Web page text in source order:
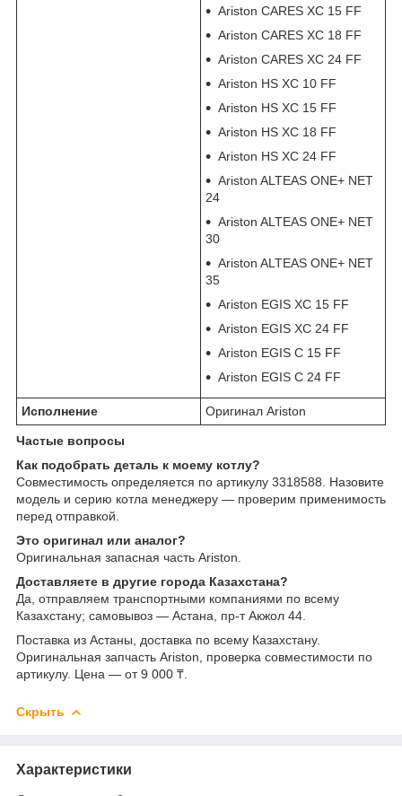
Ariston CARES XC 15 FF
Ariston CARES XC 18 FF
Ariston CARES XC 24 FF
Ariston HS XC 10 FF
Ariston HS XC 15 FF
Ariston HS XC 18 FF
Ariston HS XC 24 FF
Ariston ALTEAS ONE+ NET
24
Ariston ALTEAS ONE+ NET
30
Ariston ALTEAS ONE+ NET
35
Ariston EGIS XC 15 FF
Ariston EGIS XC 24 FF
Ariston EGIS C 15 FF
Ariston EGIS C 24 FF
Исполнение Оригинал Ariston
Частые вопросы
Как подобрать деталь к моему котлу?
Совместимость определяется по артикулу 3318588. Назовите
модель и серию котла менеджеру — проверим применимость
перед отправкой.
Это оригинал или аналог?
Оригинальная запасная часть Ariston.
Доставляете в другие города Казахстана?
Да, отправляем транспортными компаниями по всему
Казахстану; самовывоз — Астана, пр-т Акжол 44.
Поставка из Астаны, доставка по всему Казахстану.
Оригинальная запчасть Ariston, проверка совместимости по
артикулу. Цена — от 9 000 ₸.
Скрыть
Характеристики